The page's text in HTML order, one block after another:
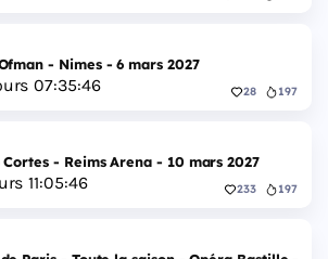
- Nimes - 6 mars 2027
07:35:45 28 197
- Reims Arena - 10 mars 2027
11:05:45 233 197